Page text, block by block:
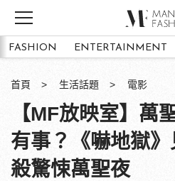
FASHION ENTERTAINMENT
首頁 生活話題 電影
【MF放映室】萬
有事？《嚇地獄
殺驚悚萬聖夜